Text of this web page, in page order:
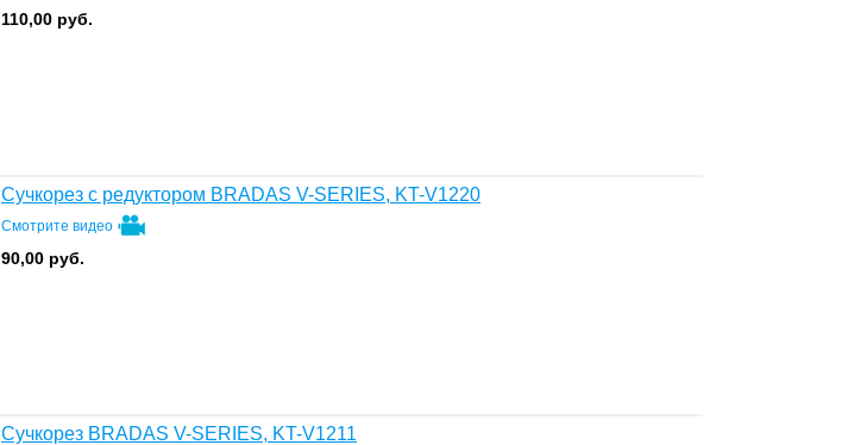
110,00 руб.
Сучкорез с редуктором BRADAS V-SERIES, KT-V1220
Смотрите видео
90,00 руб.
Сучкорез BRADAS V-SERIES, KT-V1211